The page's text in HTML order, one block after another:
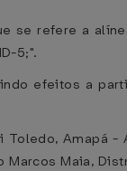
se refere a
5;".
efeitos a
Amapá -
Marcos Maia,